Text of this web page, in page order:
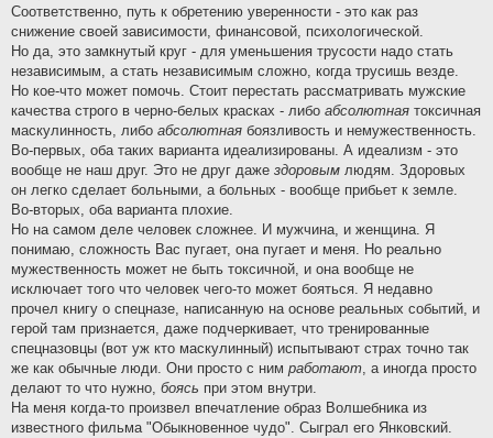
Соответственно, путь к обретению уверенности - это как раз
снижение своей зависимости, финансовой, психологической.
Но да, это замкнутый круг - для уменьшения трусости надо стать
независимым, а стать независимым сложно, когда трусишь везде.
Но кое-что может помочь. Стоит перестать рассматривать мужские
качества строго в черно-белых красках - либо абсолютная токсичная
маскулинность, либо абсолютная боязливость и немужественность.
Во-первых, оба таких варианта идеализированы. А идеализм - это
вообще не наш друг. Это не друг даже здоровым людям. Здоровых
он легко сделает больными, а больных - вообще прибьет к земле.
Во-вторых, оба варианта плохие.
Но на самом деле человек сложнее. И мужчина, и женщина. Я
понимаю, сложность Вас пугает, она пугает и меня. Но реально
мужественность может не быть токсичной, и она вообще не
исключает того что человек чего-то может бояться. Я недавно
прочел книгу о спецназе, написанную на основе реальных событий, и
герой там признается, даже подчеркивает, что тренированные
спецназовцы (вот уж кто маскулинный) испытывают страх точно так
же как обычные люди. Они просто с ним работают, а иногда просто
делают то что нужно, боясь при этом внутри.
На меня когда-то произвел впечатление образ Волшебника из
известного фильма "Обыкновенное чудо". Сыграл его Янковский.